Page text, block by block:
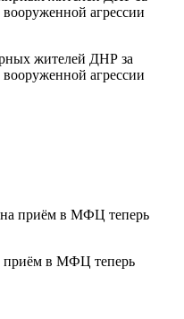
жителей ДНР за
вооруженной агрессии
приём в МФЦ теперь